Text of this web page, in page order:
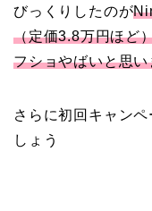
びっくりしたのが
（定価3.8万円ほど
フショやばいと思い
さらに初回キャン
しょう